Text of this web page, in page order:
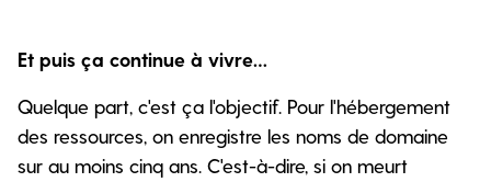
Et puis ça continue à vivre…
Quelque part, c'est ça l'objectif. Pour l'hébergement
des ressources, on enregistre les noms de domaine
sur au moins cinq ans. C'est-à-dire, si on meurt